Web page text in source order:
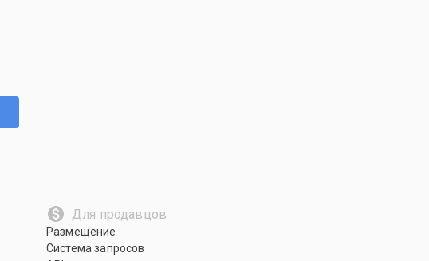
Для продавцов
Размещение
Система запросов